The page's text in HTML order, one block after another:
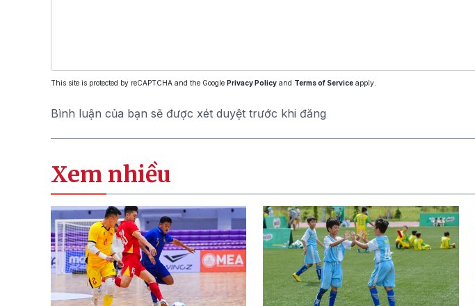
This site is protected by reCAPTCHA and the Google Privacy Policy and Terms of Service apply.
Bình luận của bạn sẽ được xét duyệt trước khi đăng
Xem nhiều